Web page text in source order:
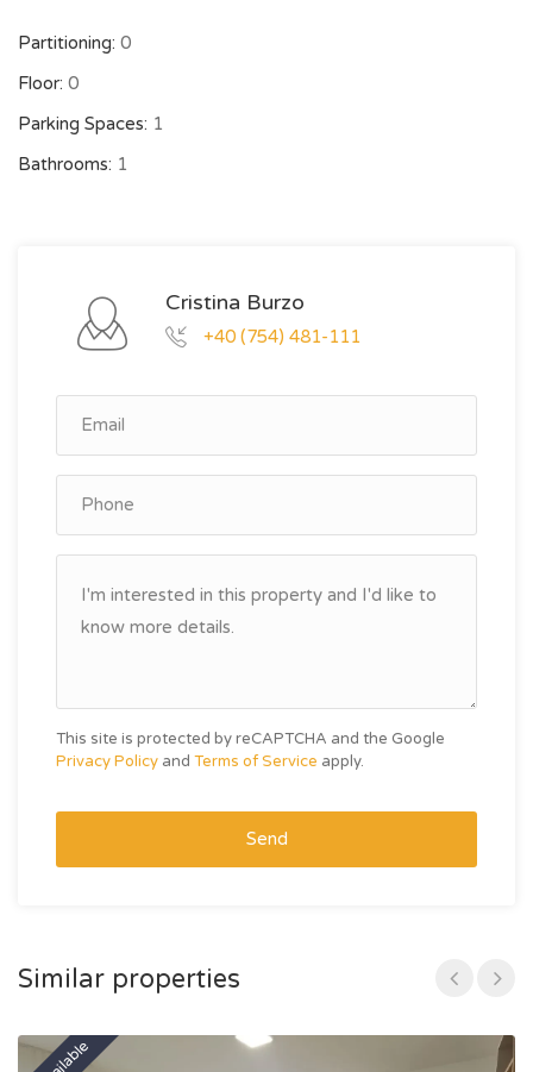
Partitioning: 0
Floor: 0
Parking Spaces: 1
Bathrooms: 1
Cristina Burzo
+40 (754) 481-111
This site is protected by reCAPTCHA and the Google
Privacy Policy and Terms of Service apply.
Send
Similar properties